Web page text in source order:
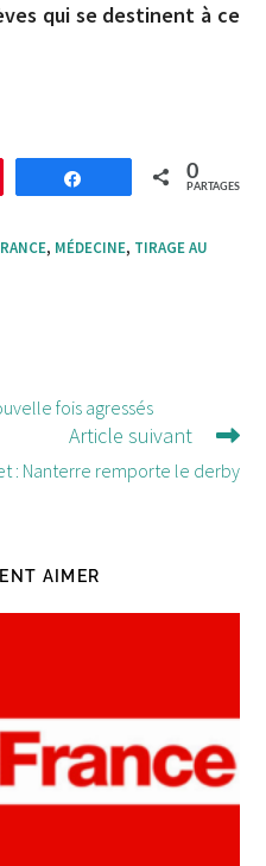
qui se destinent à ce
Partagez 0
PARTAGES
, MÉDECINE, TIRAGE AU
fois agressés
Article suivant
: Nanterre remporte le derby
AIMER